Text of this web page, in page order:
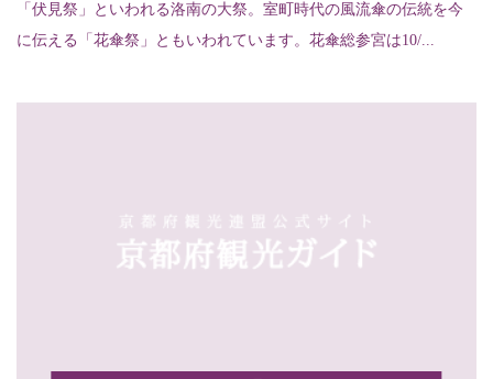
「伏見祭」といわれる洛南の大祭。室町時代の風流傘の伝統を今
に伝える「花傘祭」ともいわれています。花傘総参宮は10/...